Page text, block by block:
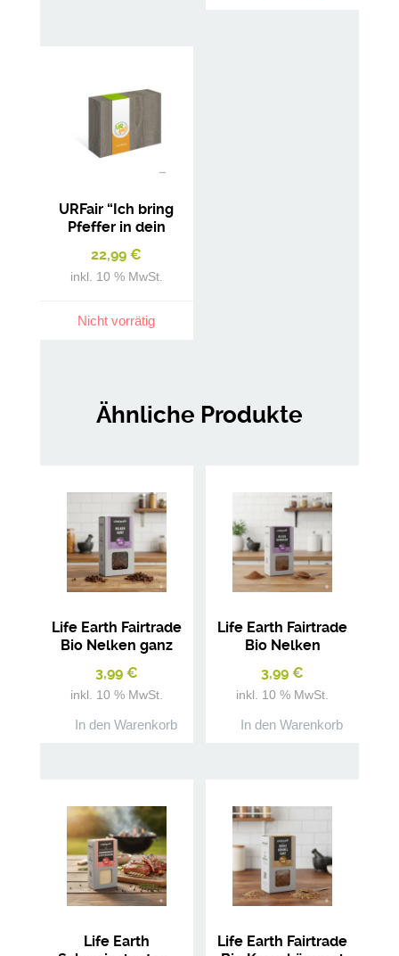
URFair “Ich bring
Pfeffer in dein
Geschenkbox
Gewürze
22,99€
inkl. 10 % MwSt.
Nicht vorrätig
Ähnliche Produkte
Life Earth Fairtrade
Bio Nelken ganz
3,99 €
inkl. 10 % MwSt.
In den Warenkorb
Life Earth Fairtrade
Bio Nelken
3,99€
inkl. 10 % MwSt.
In den Warenkorb
Life Earth
Life Earth Fairtrade